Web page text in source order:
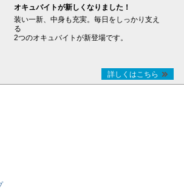
オキュバイトが新しくなりました！
装い一新、中身も充実。毎日をしっかり支え
る
2つのオキュバイトが新登場です。
詳しくはこちら